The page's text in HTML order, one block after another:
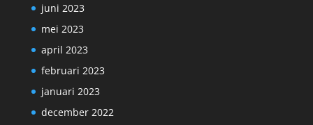
juni 2023
mei 2023
april 2023
februari 2023
januari 2023
december 2022